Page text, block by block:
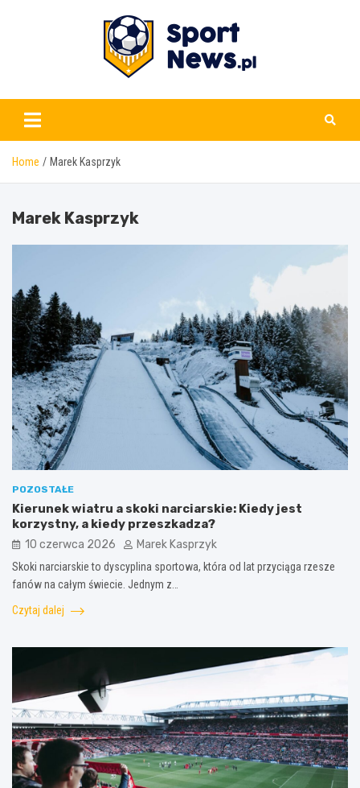
www.sportnews.pl
Home Marek Kasprzyk
Marek Kasprzyk
POZOSTAŁE
Kierunek wiatru a skoki narciarskie: Kiedy jest
korzystny, a kiedy przeszkadza?
10 czerwca 2026 Marek Kasprzyk
Skoki narciarskie to dyscyplina sportowa, która od lat przyciąga rzesze
fanów na całym świecie. Jednym z…
Czytaj dalej